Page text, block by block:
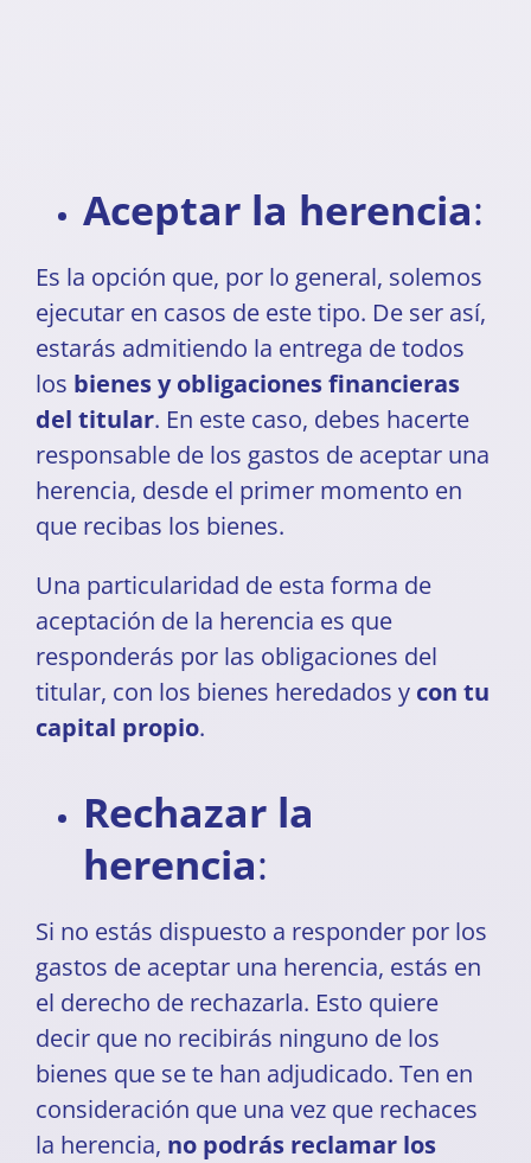
Aceptar la herencia:
Es la opción que, por lo general, solemos
ejecutar en casos de este tipo. De ser así,
estarás admitiendo la entrega de todos
los bienes y obligaciones financieras
del titular. En este caso, debes hacerte
responsable de los gastos de aceptar una
herencia, desde el primer momento en
que recibas los bienes.
Una particularidad de esta forma de
aceptación de la herencia es que
responderás por las obligaciones del
titular, con los bienes heredados ycon tu
capital propio.
Rechazar la
herencia:
Si no estás dispuesto a responder por los
gastos de aceptar una herencia, estás en
el derecho de rechazarla. Esto quiere
decir que no recibirás ninguno de los
bienes que se te han adjudicado. Ten en
consideración que una vez que rechaces
la herencia, no podrás reclamar los